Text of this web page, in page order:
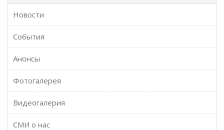
Новости
События
Анонсы
Фотогалерея
Видеогалерия
СМИ о нас